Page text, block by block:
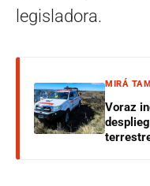
legisladora.
MIRÁ
Voraz